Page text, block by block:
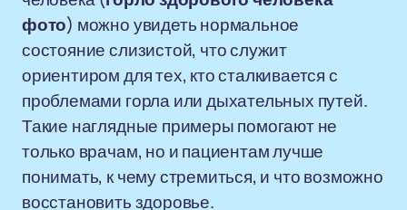
фото) можно увидеть нормальное
состояние слизистой, что служит
ориентиром для тех, кто сталкивается с
проблемами горла или дыхательных путей.
Такие наглядные примеры помогают не
только врачам, но и пациентам лучше
понимать, к чему стремиться, и что возможно
восстановить здоровье.